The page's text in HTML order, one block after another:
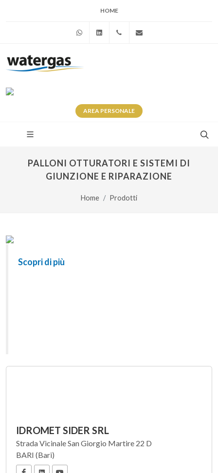
HOME
WhatsAppLinkedin+39 345 281 0246
AREA PERSONALE
PALLONI OTTURATORI E SISTEMI DI
GIUNZIONE E RIPARAZIONE
Home Prodotti
Scopri di più
IDROMET SIDER SRL
Strada Vicinale San Giorgio Martire 22 D
BARI (Bari)